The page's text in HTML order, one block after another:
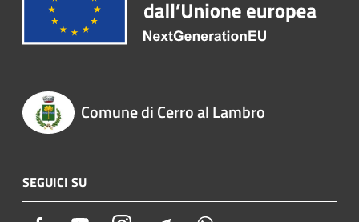
Comune di Cerro al Lambro
SEGUICI SU